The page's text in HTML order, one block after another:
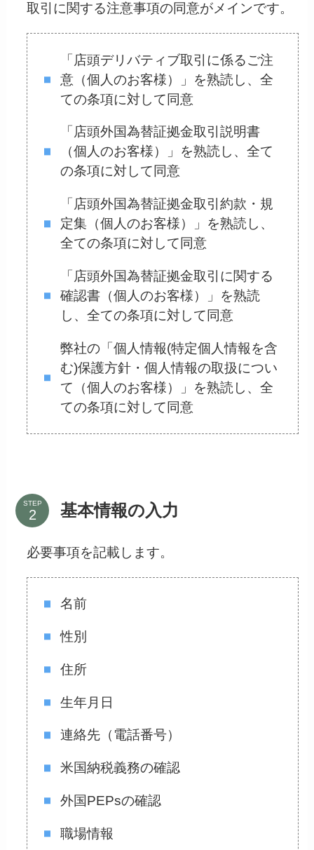
取引に関する注意事項の同意がメインです。
「店頭デリバティブ取引に係るご注
意（個人のお客様）」を熟読し、全
ての条項に対して同意
「店頭外国為替証拠金取引説明書
（個人のお客様）」を熟読し、全て
の条項に対して同意
「店頭外国為替証拠金取引約款・規
定集（個人のお客様）」を熟読し、
全ての条項に対して同意
「店頭外国為替証拠金取引に関する
確認書（個人のお客様）」を熟読
し、全ての条項に対して同意
弊社の「個人情報(特定個人情報を含
む)保護方針・個人情報の取扱につい
て（個人のお客様）」を熟読し、全
ての条項に対して同意
STEP 基本情報の入力
必要事項を記載します。
名前
性別
住所
生年月日
連絡先（電話番号）
米国納税義務の確認
外国PEPsの確認
職場情報